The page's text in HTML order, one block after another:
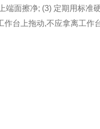
面擦净; (3) 定期用标准
作台上拖动,不应拿离工作